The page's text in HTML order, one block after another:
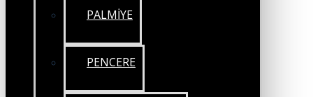
PALMİYE
PENCERE